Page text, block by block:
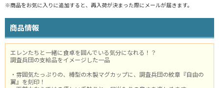
※商品をお気に入りに追加すると、再入荷が決まった際にメールが届きます。
商品情報
エレンたちと一緒に食卓を囲んでいる気分になれる！？
調査兵団の支給品をイメージした一品
・雰囲気たっぷりの、樽型の木製マグカップに、調査兵団の紋章『自由の
翼』を刻印！